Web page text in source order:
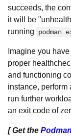
succeeds, the
it will be
running
podman
Imagine you
proper
and functioning
instance, perform
run further
an exit code of
[ Get the